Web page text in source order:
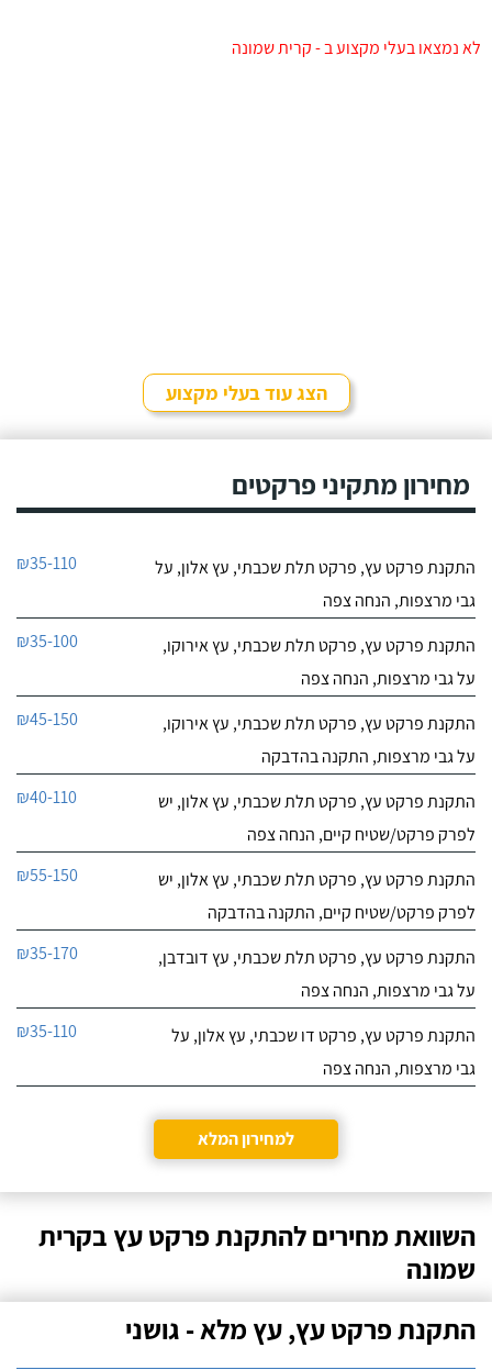
לא נמצאו בעלי מקצוע ב - קרית שמונה
הצג עוד בעלי מקצוע
מחירון מתקיני פרקטים
התקנת פרקט עץ, פרקט תלת שכבתי, עץ אלון, על
גבי מרצפות, הנחה צפה
₪35-110
התקנת פרקט עץ, פרקט תלת שכבתי, עץ אירוקו,
על גבי מרצפות, הנחה צפה
₪35-100
התקנת פרקט עץ, פרקט תלת שכבתי, עץ אירוקו,
על גבי מרצפות, התקנה בהדבקה
₪45-150
התקנת פרקט עץ, פרקט תלת שכבתי, עץ אלון, יש
לפרק פרקט/שטיח קיים, הנחה צפה
₪40-110
התקנת פרקט עץ, פרקט תלת שכבתי, עץ אלון, יש
לפרק פרקט/שטיח קיים, התקנה בהדבקה
₪55-150
התקנת פרקט עץ, פרקט תלת שכבתי, עץ דובדבן,
על גבי מרצפות, הנחה צפה
₪35-170
התקנת פרקט עץ, פרקט דו שכבתי, עץ אלון, על
גבי מרצפות, הנחה צפה
₪35-110
למחירון המלא
השוואת מחירים להתקנת פרקט עץ בקרית
שמונה
התקנת פרקט עץ, עץ מלא - גושני